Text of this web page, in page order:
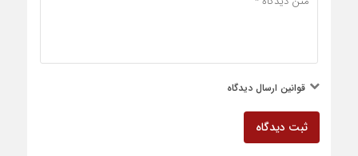
قوانین ارسال دیدگاه
ثبت دیدگاه